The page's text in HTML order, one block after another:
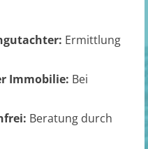
Ermittlung
Immobilie: Bei
Beratung durch